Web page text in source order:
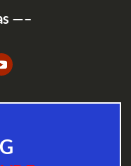
—–